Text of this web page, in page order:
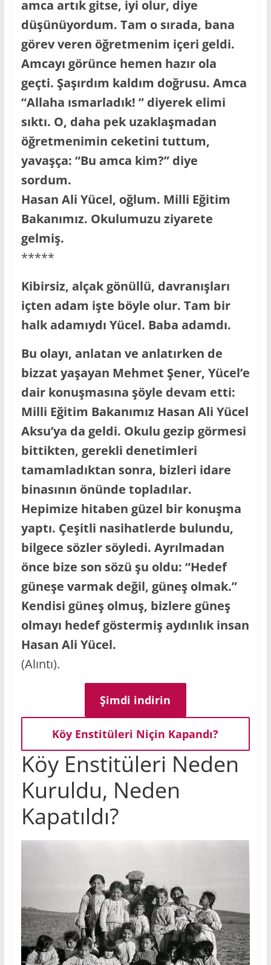
amca artık gitse, iyi olur, diye
düşünüyordum. Tam o sırada, bana
görev veren öğretmenim içeri geldi.
Amcayı görünce hemen hazır ola
geçti. Şaşırdım kaldım doğrusu. Amca
“Allaha ısmarladık! ” diyerek elimi
sıktı. O, daha pek uzaklaşmadan
öğretmenimin ceketini tuttum,
yavaşça: “Bu amca kim?” diye
sordum.
Hasan Ali Yücel, oğlum. Milli Eğitim
Bakanımız. Okulumuzu ziyarete
gelmiş.
*****
Kibirsiz, alçak gönüllü, davranışları
içten adam işte böyle olur. Tam bir
halk adamıydı Yücel. Baba adamdı.
Bu olayı, anlatan ve anlatırken de
bizzat yaşayan Mehmet Şener, Yücel’e
dair konuşmasına şöyle devam etti:
Milli Eğitim Bakanımız Hasan Ali Yücel
Aksu’ya da geldi. Okulu gezip görmesi
bittikten, gerekli denetimleri
tamamladıktan sonra, bizleri idare
binasının önünde topladılar.
Hepimize hitaben güzel bir konuşma
yaptı. Çeşitli nasihatlerde bulundu,
bilgece sözler söyledi. Ayrılmadan
önce bize son sözü şu oldu: “Hedef
güneşe varmak değil, güneş olmak.”
Kendisi güneş olmuş, bizlere güneş
olmayı hedef göstermiş aydınlık insan
Hasan Ali Yücel.
(Alıntı).
Şimdi indirin
Köy Enstitüleri Niçin Kapandı?
Köy Enstitüleri Neden
Kuruldu, Neden
Kapatıldı?